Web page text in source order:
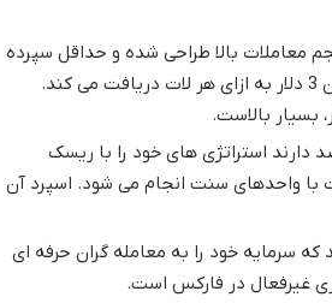
معاملات بالا طراحی شده و حداقل سپرده
آن 500 دلار است. اسپرد آن بسیار پایین (از 0 پیپ) است و کمیسیون 3 دلار به ازای هر لات دریافت می کند.
بسیار بالاست.
دارند استراتژی های خود را با ریسک
آن فقط 1 دلار است و معاملات با واحدهای سنت انجام می شود. اسپرد آن
سرمایه خود را به معامله گران حرفه ای
غیرفعال در فارکس است.